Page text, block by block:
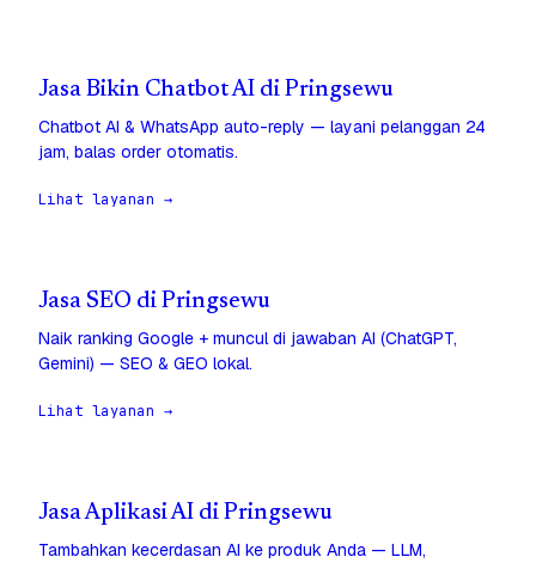
Jasa Bikin Chatbot AI di Pringsewu
Chatbot AI & WhatsApp auto-reply — layani pelanggan 24
jam, balas order otomatis.
Lihat layanan →
Jasa SEO di Pringsewu
Naik ranking Google + muncul di jawaban AI (ChatGPT,
Gemini) — SEO & GEO lokal.
Lihat layanan →
Jasa Aplikasi AI di Pringsewu
Tambahkan kecerdasan AI ke produk Anda — LLM,